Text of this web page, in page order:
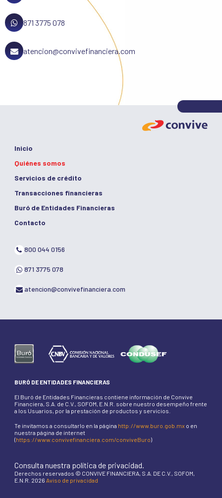
871 3775 078
atencion@convivefinanciera.com
Inicio
Quiénes somos
Servicios de crédito
Transacciones financieras
Buró de Entidades Financieras
Contacto
800 044 0156
871 3775 078
atencion@convivefinanciera.com
BURÓ DE ENTIDADES FINANCIERAS
El Buró de Entidades Financieras contiene información de Convive
Financiera, S.A. de C.V., SOFOM, E.N.R. sobre nuestro desempeño frente
a los Usuarios, por la prestación de productos y servicios.
Te invitamos a consultarlo en la página http://www.buro.gob.mxo en
nuestra página de internet
(https://www.convivefinanciera.com/conviveBuro)
Consulta nuestra política de privacidad.
Derechos reservados © CONVIVE FINANCIERA, S.A. DE C.V., SOFOM,
E.N.R. 2026 Aviso de privacidad